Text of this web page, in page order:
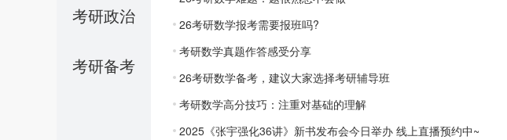
考研政治
考研备考
26考研数学报考需要报班吗?
考研数学真题作答感受分享
26考研数学备考，建议大家选择考研辅导班
考研数学高分技巧：注重对基础的理解
2025《张宇强化36讲》新书发布会今日举办 线上直播预约中~